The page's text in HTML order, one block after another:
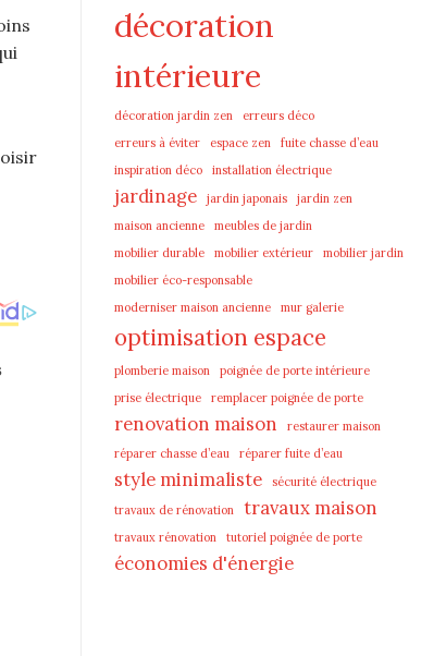
décoration
intérieure
décoration jardin zen
erreurs déco
erreurs à éviter
espace zen
fuite chasse d’eau
inspiration déco
installation électrique
jardinage jardin japonais
jardin zen
maison ancienne
meubles de jardin
mobilier durable
mobilier extérieur
mobilier jardin
mobilier éco-responsable
moderniser maison ancienne
mur galerie
optimisation espace
plomberie maison
poignée de porte intérieure
prise électrique
remplacer poignée de porte
renovation maison
restaurer maison
réparer chasse d’eau
réparer fuite d’eau
style minimaliste
sécurité électrique
travaux de rénovation
travaux maison
travaux rénovation tutoriel poignée de porte
économies d'énergie